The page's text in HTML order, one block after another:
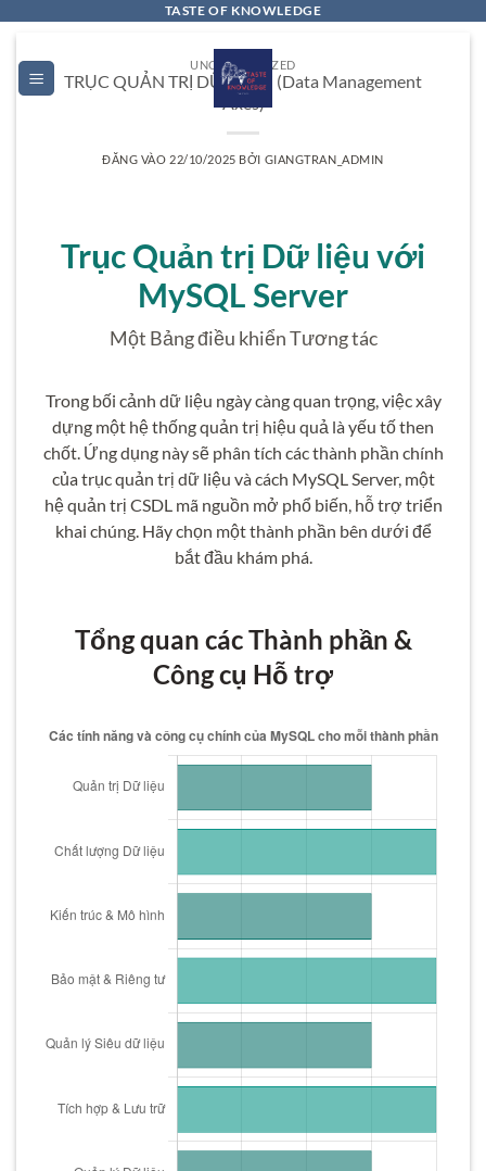
qua
nội
dung
TASTE OF KNOWLEDGE
UNCATEGORIZED
TRỤC QUẢN TRỊ DỮ LIỆU” (Data Management
Axes)
ĐĂNG VÀO 22/10/2025 BỞI GIANGTRAN_ADMIN
Trục Quản trị Dữ liệu với
MySQL Server
Một Bảng điều khiển Tương tác
Trong bối cảnh dữ liệu ngày càng quan trọng, việc xây
dựng một hệ thống quản trị hiệu quả là yếu tố then
chốt. Ứng dụng này sẽ phân tích các thành phần chính
của trục quản trị dữ liệu và cách MySQL Server, một
hệ quản trị CSDL mã nguồn mở phổ biến, hỗ trợ triển
khai chúng. Hãy chọn một thành phần bên dưới để
bắt đầu khám phá.
Tổng quan các Thành phần &
Công cụ Hỗ trợ